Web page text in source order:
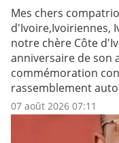
Mes chers
d'Ivoire,Ivoiriennes,
notre chère Côte
anniversaire de son
commémoration
rassemblement
07 août 2026 07:11